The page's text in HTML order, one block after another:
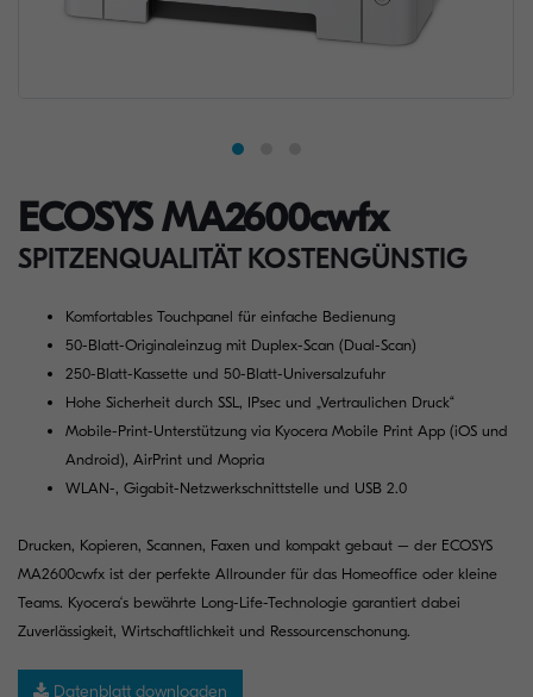
ECOSYS MA2600cwfx
SPITZENQUALITÄT KOSTENGÜNSTIG
Komfortables Touchpanel für einfache Bedienung
50-Blatt-Originaleinzug mit Duplex-Scan (Dual-Scan)
250-Blatt-Kassette und 50-Blatt-Universalzufuhr
Hohe Sicherheit durch SSL, IPsec und „Vertraulichen Druck“
Mobile-Print-Unterstützung via Kyocera Mobile Print App (iOS und
Android), AirPrint und Mopria
WLAN-, Gigabit-Netzwerkschnittstelle und USB 2.0
Drucken, Kopieren, Scannen, Faxen und kompakt gebaut – der ECOSYS
MA2600cwfx ist der perfekte Allrounder für das Homeoffice oder kleine
Teams. Kyocera‘s bewährte Long-Life-Technologie garantiert dabei
Zuverlässigkeit, Wirtschaftlichkeit und Ressourcenschonung.
Datenblatt downloaden